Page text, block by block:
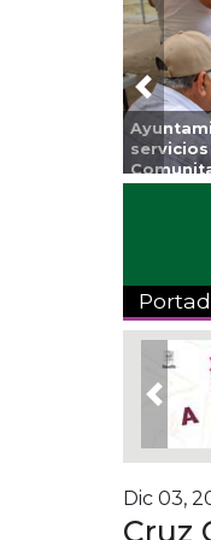
Expo
Dic 03,
Cruz